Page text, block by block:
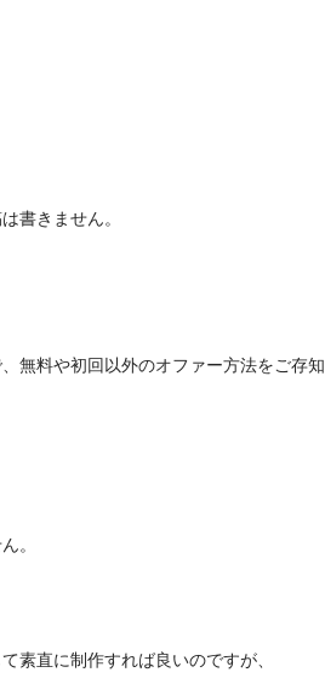
書きません。
無料や初回以外のオファー方法をご存知
。
素直に制作すれば良いのですが、